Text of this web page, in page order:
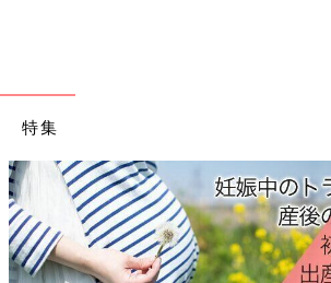
出典：Instagramアカウント「mi_0730_mk」
mikiteeさんは「ミニT」を購入。今季のミニ
なのでどんなボトムスともバランスが整い
合わせてきちんと感のあるコーデや、大人
イルにも対応できる優秀アイテム！1枚でラ
抜き感のないTシャツを求めている方にはと
す。
特集